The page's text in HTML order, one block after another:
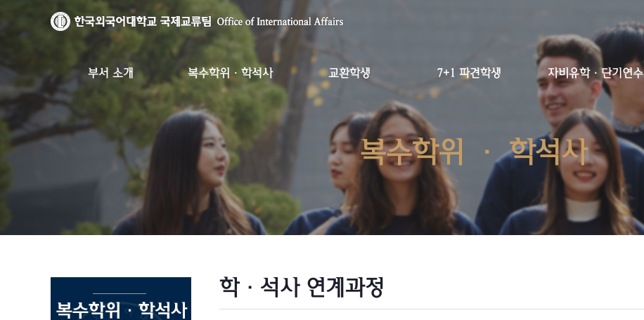
부서 소개 복수학위·학석사 교환학생 7+1 파견학생 자비유학·단기연수
복수학위 · 학석사
학·석사 연계과정